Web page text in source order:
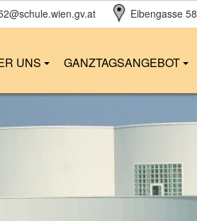
UNS GANZTAGSANGEBOT
Eibengasse 58